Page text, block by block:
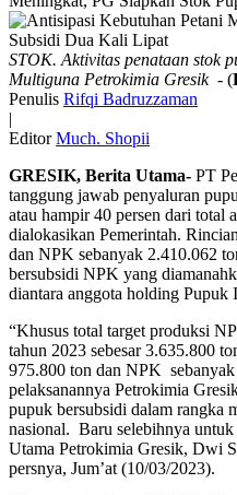
STOK. Aktivitas penataan stok
Multiguna Petrokimia Gresik - (
Penulis Rifqi Badruzzaman
|
Editor Much. Shopii
GRESIK, Berita Utama- PT
tanggung jawab penyaluran
atau hampir 40 persen dari total
dialokasikan Pemerintah.
dan NPK sebanyak 2.410.062
bersubsidi NPK yang
diantara anggota holding Pupuk
“Khusus total target produksi
tahun 2023 sebesar 3.635.800
975.800 ton dan NPK
pelaksanannya Petrokimia
pupuk bersubsidi dalam rangka
nasional. Baru selebihnya
Utama Petrokimia Gresik, Dwi
persnya, Jum’at (10/03/2023).